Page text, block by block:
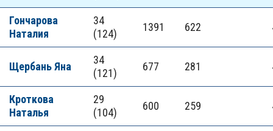
Гончарова
Наталия
34
(124)
1391 622
Щербань Яна
34
(121)
677 281
Кроткова
Наталья
29
(104)
600 259